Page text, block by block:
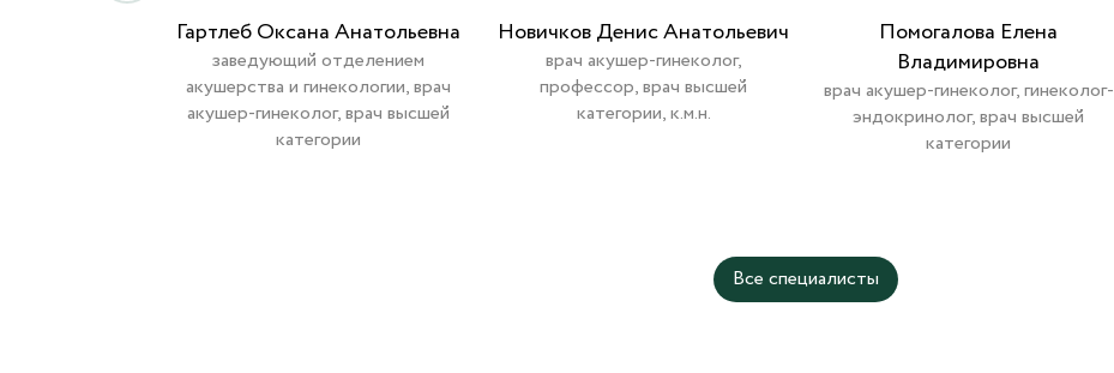
Гартлеб Оксана Анатольевна
заведующий отделением
акушерства и гинекологии, врач
акушер-гинеколог, врач высшей
категории
Новичков Денис Анатольевич
врач акушер-гинеколог,
профессор, врач высшей
категории, к.м.н.
Помогалова Елена
Владимировна
врач акушер-гинеколог, гинеколог-
эндокринолог, врач высшей
категории
Все специалисты